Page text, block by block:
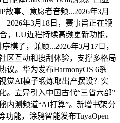
故事、意愿者音频...2026年3月
2026年3月18日，赛事旨正在鞭
，UU近程持续高频更新功能，
模子，兼顾...2026年3月17日，
区互动和搜刮体验，支撑多格局
议。华为发布HarmonyOS 6系
觉AI模子锻炼取出产摆设？实
。立异引入中国古代“三省六部”
内测频道“AI打算”。新增书架分
功能，涂鸦智能发布TuyaOpen